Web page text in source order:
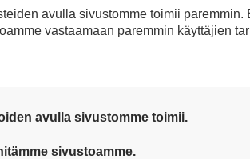
avulla sivustomme toimii paremmin.
vastaamaan paremmin käyttäjien
avulla sivustomme toimii.
jotta sivustoamme voi käyttää sujuvasti
sivustoamme.